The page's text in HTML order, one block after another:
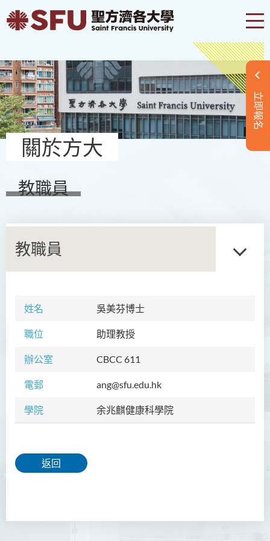
立即報名
關於方大
教職員
教職員
姓名 吳美芬博士
職位 助理教授
辦公室 CBCC 611
電郵 ang@sfu.edu.hk
學院 余兆麒健康科學院
返回
學院簡介
院長的話
課程概覽
教職員
校外顧問團及校外考試委員